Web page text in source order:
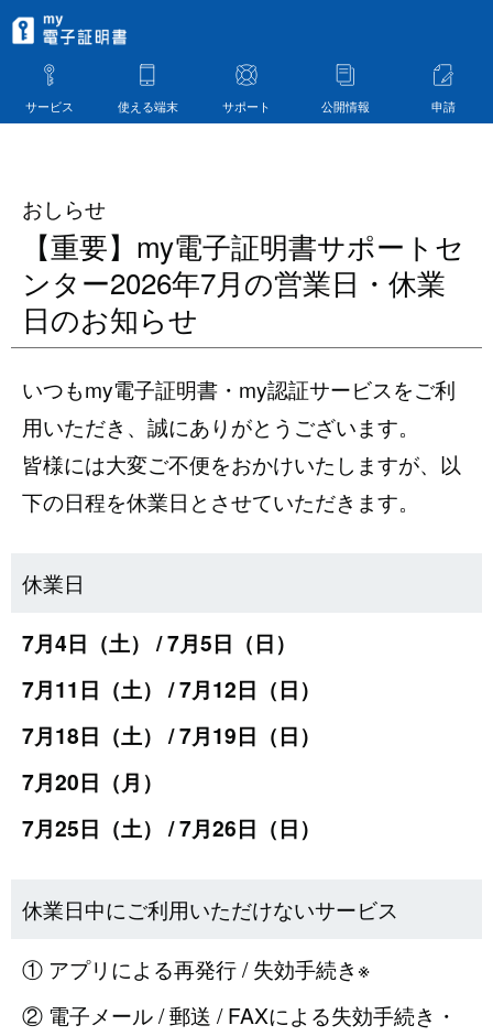
サービス 使える端末 サポート 公開情報 申請
おしらせ
【重要】my電子証明書サポートセ
ンター2026年7月の営業日・休業
日のお知らせ
いつもmy電子証明書・my認証サービスをご利
用いただき、誠にありがとうございます。
皆様には大変ご不便をおかけいたしますが、以
下の日程を休業日とさせていただきます。
休業日
7月4日（土） / 7月5日（日）
7月11日（土） / 7月12日（日）
7月18日（土） / 7月19日（日）
7月20日（月）
7月25日（土） / 7月26日（日）
休業日中にご利用いただけないサービス
① アプリによる再発行 / 失効手続き※
② 電子メール / 郵送 / FAXによる失効手続き・